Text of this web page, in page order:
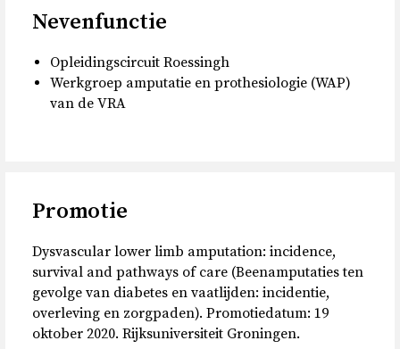
Nevenfunctie
Opleidingscircuit Roessingh
Werkgroep amputatie en prothesiologie (WAP)
van de VRA
Promotie
Dysvascular lower limb amputation: incidence,
survival and pathways of care (Beenamputaties ten
gevolge van diabetes en vaatlijden: incidentie,
overleving en zorgpaden). Promotiedatum: 19
oktober 2020. Rijksuniversiteit Groningen.